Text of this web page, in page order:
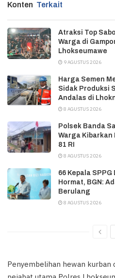
Konten Terkait
Atraksi Top
Warga di
Lhokseumawe
9 AGUSTUS 2026
Harga Semen
Sidak Produksi
Andalas di
8 AGUSTUS 2026
Polsek Banda
Warga Kibarkan
81 RI
8 AGUSTUS 2026
66 Kepala
Hormat, BGN:
Berulang
8 AGUSTUS 2026
Penyembelihan hewan kurban